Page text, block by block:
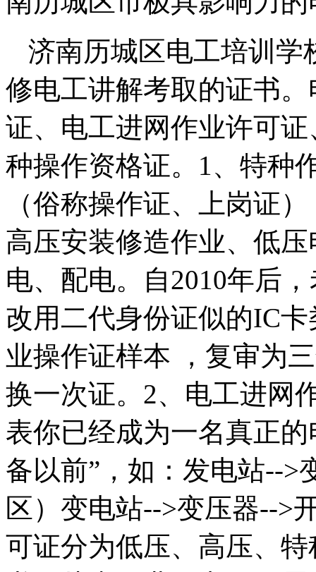
济南历城区电工培训学
修电工讲解考取的证书
证、电工进网作业许可
种操作资格证。1、特种
（俗称操作证、上岗证
高压安装修造作业、低
电、配电。自2010年后
改用二代身份证似的IC
业操作证样本 ，复审为
换一次证。2、电工进网
表你已经成为一名真正
备以前”，如：发电站-->
区）变电站-->变压器-->
可证分为低压、高压、